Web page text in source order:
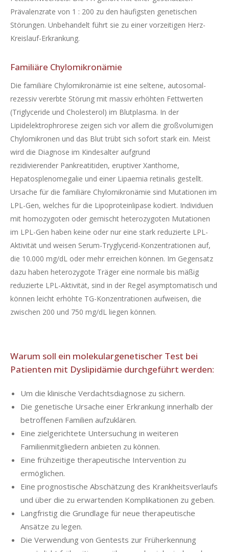
Prävalenzrate von 1 : 200 zu den häufigsten genetischen
Störungen. Unbehandelt führt sie zu einer vorzeitigen Herz-
Kreislauf-Erkrankung.
Familiäre Chylomikronämie
Die familiäre Chylomikronämie ist eine seltene, autosomal-
rezessiv vererbte Störung mit massiv erhöhten Fettwerten
(Triglyceride und Cholesterol) im Blutplasma. In der
Lipidelektrophrorese zeigen sich vor allem die großvolumigen
Chylomikronen und das Blut trübt sich sofort stark ein. Meist
wird die Diagnose im Kindesalter aufgrund
rezidivierender Pankreatitiden, eruptiver Xanthome,
Hepatosplenomegalie und einer Lipaemia retinalis gestellt.
Ursache für die familiäre Chylomikronämie sind Mutationen im
LPL-Gen, welches für die Lipoproteinlipase kodiert. Individuen
mit homozygoten oder gemischt heterozygoten Mutationen
im LPL-Gen haben keine oder nur eine stark reduzierte LPL-
Aktivität und weisen Serum-Tryglycerid-Konzentrationen auf,
die 10.000 mg/dL oder mehr erreichen können. Im Gegensatz
dazu haben heterozygote Träger eine normale bis mäßig
reduzierte LPL-Aktivität, sind in der Regel asymptomatisch und
können leicht erhöhte TG-Konzentrationen aufweisen, die
zwischen 200 und 750 mg/dL liegen können.
Warum soll ein molekulargenetischer Test bei
Patienten mit Dyslipidämie durchgeführt werden:
Um die klinische Verdachtsdiagnose zu sichern.
Die genetische Ursache einer Erkrankung innerhalb der
betroffenen Familien aufzuklären.
Eine zielgerichtete Untersuchung in weiteren
Familienmitgliedern anbieten zu können.
Eine frühzeitige therapeutische Intervention zu
ermöglichen.
Eine prognostische Abschätzung des Krankheitsverlaufs
und über die zu erwartenden Komplikationen zu geben.
Langfristig die Grundlage für neue therapeutische
Ansätze zu legen.
Die Verwendung von Gentests zur Früherkennung